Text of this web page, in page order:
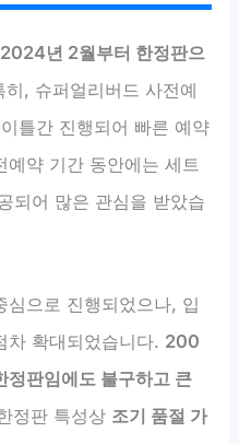
년 2월부터 한정판으
, 슈퍼얼리버드 사전예
틀간 진행되어 빠른 예약
약 기간 동안에는 세트
되어 많은 관심을 받았습
으로 진행되었으나, 입
차 확대되었습니다. 200
정판임에도 불구하고 큰
정판 특성상 조기 품절 가